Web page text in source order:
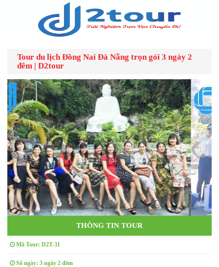
Tour du lịch Đồng Nai Đà Nẵng trọn gói 3 ngày 2
đêm | D2tour
THÔNG TIN TOUR
Mã Tour: D2T-31
Số ngày: 3 ngày 2 đêm